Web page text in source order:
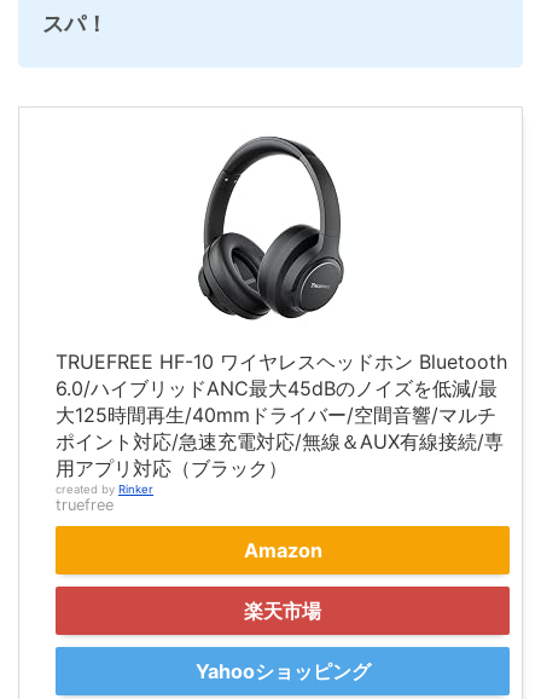
スパ！
TRUEFREE HF-10 ワイヤレスヘッドホン Bluetooth
6.0/ハイブリッドANC最大45dBのノイズを低減/最
大125時間再生/40mmドライバー/空間音響/マルチ
ポイント対応/急速充電対応/無線＆AUX有線接続/専
用アプリ対応（ブラック）
created by Rinker
truefree
Amazon
楽天市場
Yahooショッピング